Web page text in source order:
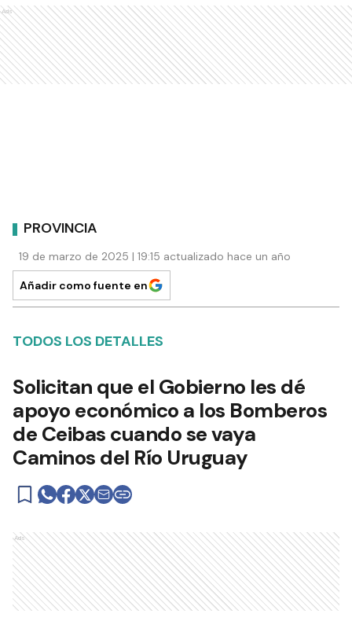
Ads
PROVINCIA
19 de marzo de 2025 | 19:15 actualizado hace un año
Añadir como fuente en
TODOS LOS DETALLES
Solicitan que el Gobierno les dé
apoyo económico a los Bomberos
de Ceibas cuando se vaya
Caminos del Río Uruguay
Ads